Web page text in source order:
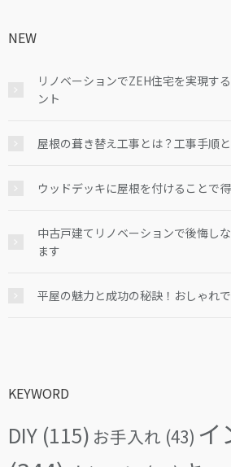
NEW
リノベーションでZEH住宅を実現す
ント
屋根の葺き替え工事とは？工事手順
ウッドデッキに屋根を付けることで
中古戸建てリノベーションで後悔し
ます
平屋の魅力と成功の秘訣！おしゃれ
KEYWORD
DIY (115) お手入れ (43) イ